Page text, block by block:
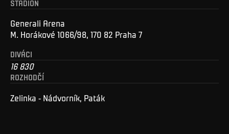
STADION
Generali Arena
M. Horákové 1066/98, 170 82 Praha 7
DIVÁCI
16 830
ROZHODČÍ
Zelinka - Nádvorník, Paták